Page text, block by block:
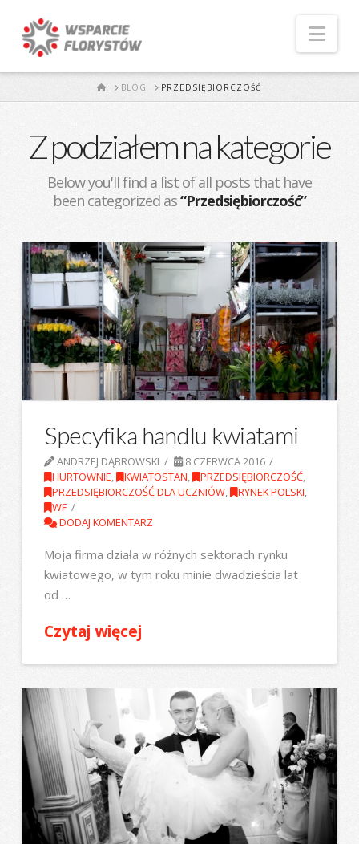
STARTBLOG PRZEDSIĘBIORCZOŚĆ
Z podziałem na kategorie
Below you'll find a list of all posts that have
been categorized as“Przedsiębiorczość”
Specyfika handlu kwiatami
ANDRZEJ DĄBROWSKI
8 CZERWCA 2016
HURTOWNIE, KWIATOSTAN, PRZEDSIĘBIORCZOŚĆ,
PRZEDSIĘBIORCZOŚĆ DLA UCZNIÓW, RYNEK POLSKI,
WF
DODAJ KOMENTARZ
Moja firma działa w różnych sektorach rynku
kwiatowego, w tym roku minie dwadzieścia lat
od …
Czytaj więcej